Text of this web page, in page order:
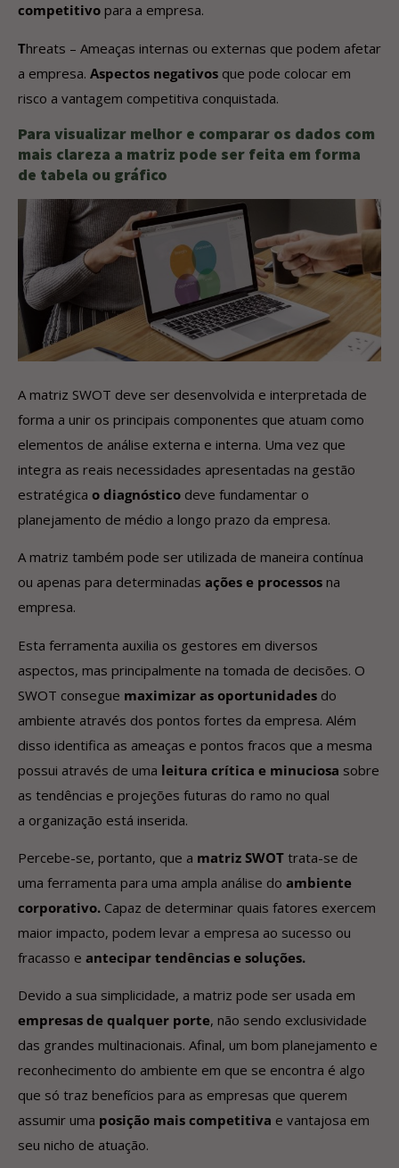
competitivo para a empresa.
Threats – Ameaças internas ou externas que podem afetar
a empresa. Aspectos negativos que pode colocar em
risco a vantagem competitiva conquistada.
Para visualizar melhor e comparar os dados com
mais clareza a matriz pode ser feita em forma
de tabela ou gráfico
A matriz SWOT deve ser desenvolvida e interpretada de
forma a unir os principais componentes que atuam como
elementos de análise externa e interna. Uma vez que
integra as reais necessidades apresentadas na gestão
estratégica o diagnóstico deve fundamentar o
planejamento de médio a longo prazo da empresa.
A matriz também pode ser utilizada de maneira contínua
ou apenas para determinadas ações e processos na
empresa.
Esta ferramenta auxilia os gestores em diversos
aspectos, mas principalmente na tomada de decisões. O
SWOT consegue maximizar as oportunidades do
ambiente através dos pontos fortes da empresa. Além
disso identifica as ameaças e pontos fracos que a mesma
possui através de uma leitura crítica e minuciosa sobre
as tendências e projeções futuras do ramo no qual
a organização está inserida.
Percebe-se, portanto, que a matriz SWOT trata-se de
uma ferramenta para uma ampla análise do ambiente
corporativo. Capaz de determinar quais fatores exercem
maior impacto, podem levar a empresa ao sucesso ou
fracasso e antecipar tendências e soluções.
Devido a sua simplicidade, a matriz pode ser usada em
empresas de qualquer porte, não sendo exclusividade
das grandes multinacionais. Afinal, um bom planejamento e
reconhecimento do ambiente em que se encontra é algo
que só traz benefícios para as empresas que querem
assumir uma posição mais competitiva e vantajosa em
seu nicho de atuação.